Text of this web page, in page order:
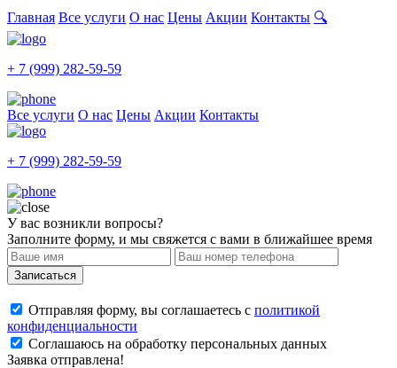
Главная Все услуги О нас Цены Акции Контакты 🔍
+ 7 (999) 282-59-59
Все услуги О нас Цены Акции Контакты
+ 7 (999) 282-59-59
У вас возникли вопросы?
Заполните форму, и мы свяжется с вами в ближайшее время
Записаться
Отправляя форму, вы соглашаетесь с политикой
конфиденциальности
Соглашаюсь на обработку персональных данных
Заявка отправлена!